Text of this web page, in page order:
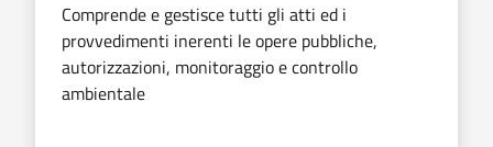
Comprende e gestisce tutti gli atti ed i
provvedimenti inerenti le opere pubbliche,
autorizzazioni, monitoraggio e controllo
ambientale